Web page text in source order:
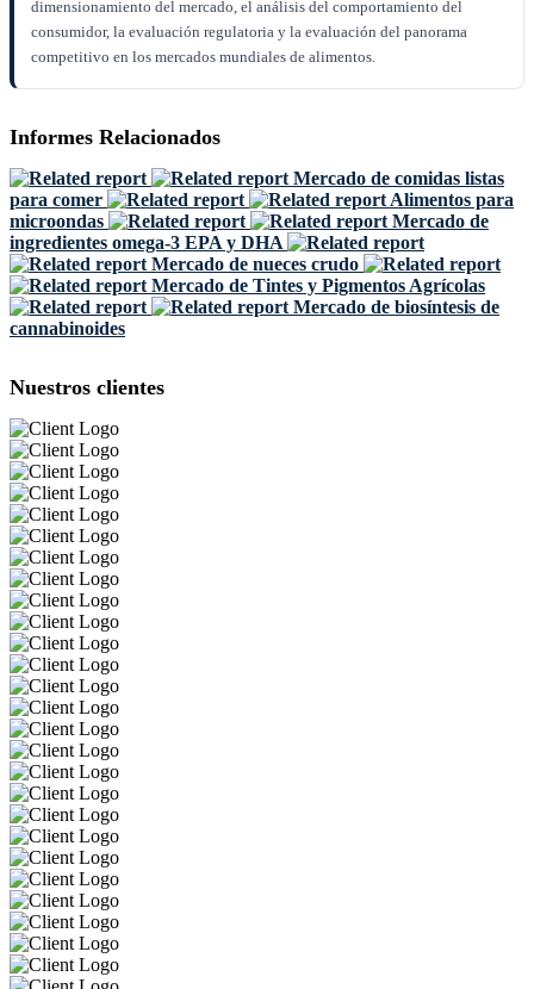
dimensionamiento del mercado, el análisis del comportamiento del
consumidor, la evaluación regulatoria y la evaluación del panorama
competitivo en los mercados mundiales de alimentos.
Informes Relacionados
Mercado de comidas listas
para comer
Alimentos para
microondas
Mercado de
ingredientes omega-3 EPA y DHA
Mercado de nueces crudo
Mercado de Tintes y Pigmentos Agrícolas
Mercado de biosíntesis de
cannabinoides
Nuestros clientes